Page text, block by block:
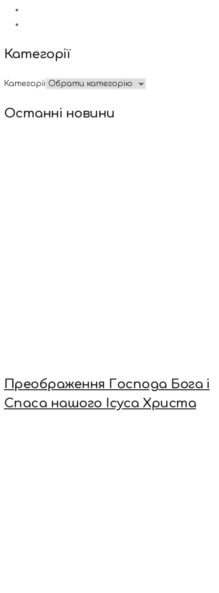
Категорії
Категорії
Останні новини
Преображення Господа Бога і
Спаса нашого Ісуса Христа